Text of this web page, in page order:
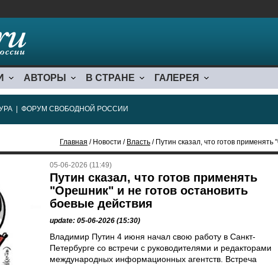
АВТОРЫ В СТРАНЕ ГАЛЕРЕЯ
ФОРУМ СВОБОДНОЙ РОССИИ
Главная / Новости / Власть / Путин сказал, что готов применять
05-06-2026 (11:49)
Путин сказал, что готов применять
"Орешник" и не готов остановить
боевые действия
update: 05-06-2026 (15:30)
Владимир Путин 4 июня начал свою работу в Санкт-
Петербурге со встречи с руководителями и редакторами
международных информационных агентств. Встреча